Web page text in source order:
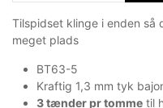
Tilspidset klinge i enden
meget plads
BT63-5
Kraftig 1,3 mm tyk
3 tænder pr tomme til